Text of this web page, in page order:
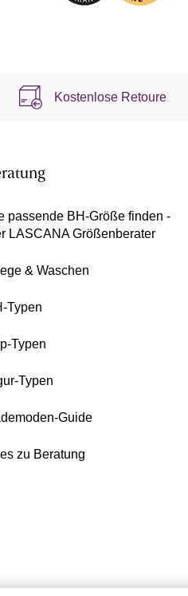
Kostenlose Retoure
passende BH-Größe finden -
LASCANA Größenberater
& Waschen
Typen
Typen
Typen
Guide
zu Beratung